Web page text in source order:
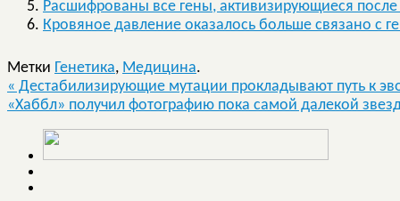
Расшифрованы все гены, активизирующиеся
Кровяное давление оказалось больше связано с
Метки Генетика, Медицина.
« Дестабилизирующие мутации прокладывают путь к
«Хаббл» получил фотографию пока самой далекой